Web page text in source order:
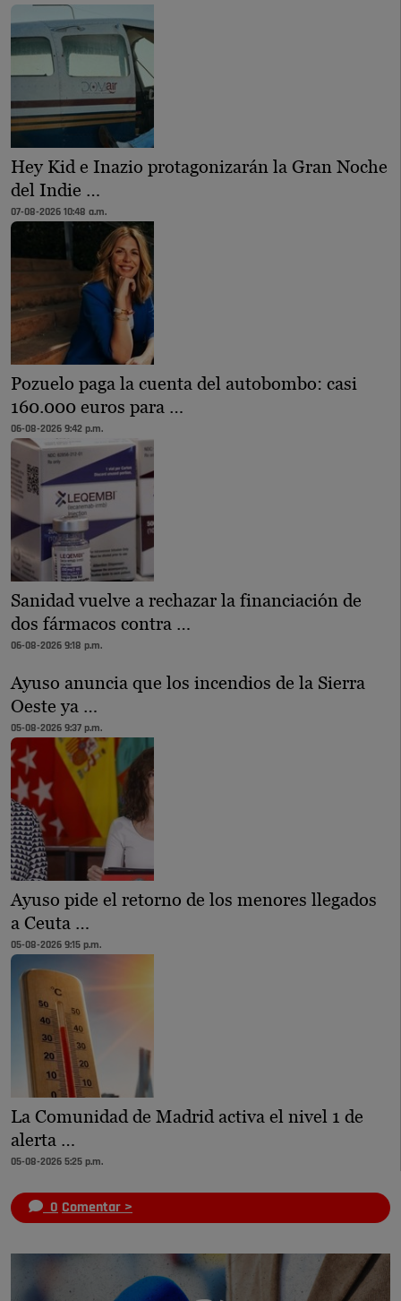
Hey Kid e Inazio protagonizarán la Gran Noche
del Indie …
07-08-2026 10:48 a.m.
Pozuelo paga la cuenta del autobombo: casi
160.000 euros para …
06-08-2026 9:42 p.m.
Sanidad vuelve a rechazar la financiación de
dos fármacos contra …
06-08-2026 9:18 p.m.
Ayuso anuncia que los incendios de la Sierra
Oeste ya …
05-08-2026 9:37 p.m.
Ayuso pide el retorno de los menores llegados
a Ceuta …
05-08-2026 9:15 p.m.
La Comunidad de Madrid activa el nivel 1 de
alerta …
05-08-2026 5:25 p.m.
0 Comentar >